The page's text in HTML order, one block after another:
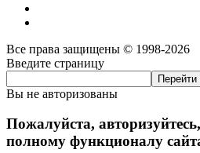
Все права защищены © 1998-2026
Введите страницу
Вы не авторизованы
Пожалуйста,
полному функционалу